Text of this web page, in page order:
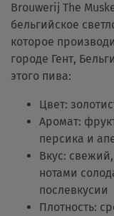
Brouwerij The
бельгийское
которое
городе Гент,
этого пива:
Цвет:
Аромат:
персика и
Вкус:
нотами
послевкусии
Плотность: